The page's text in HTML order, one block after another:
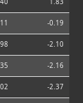
1.83
-0.19
-2.10
-2.16
-2.37